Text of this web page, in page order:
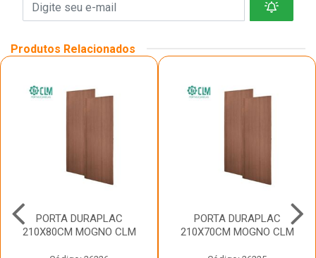
Produtos Relacionados
PORTA DURAPLAC
210X80CM MOGNO CLM
PORTA DURAPLAC
210X70CM MOGNO CLM